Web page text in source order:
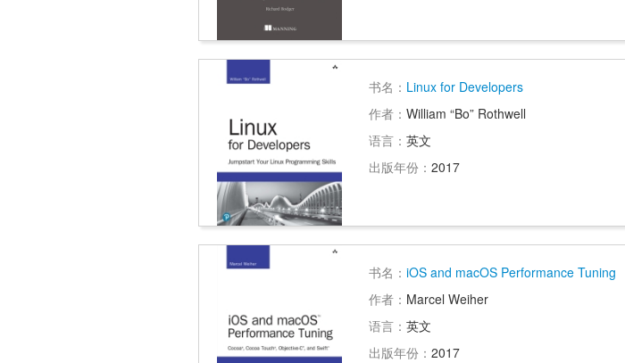
书名： Linux for Developers
作者： William “Bo” Rothwell
语言： 英文
出版年份： 2017
书名： iOS and macOS Performance Tuning
作者： Marcel Weiher
语言： 英文
出版年份： 2017